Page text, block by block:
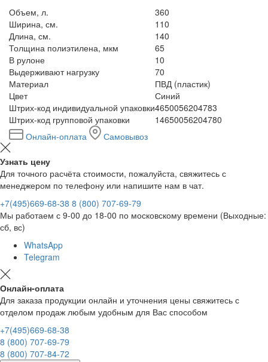
Объем, л.
360
Ширина, см.
110
Длина, см.
140
Толщина полиэтилена, мкм
65
В рулоне
10
Выдерживают нагрузку
70
Материал
ПВД (пластик)
Цвет
Синий
Штрих-код индивидуальной упаковки4650056204783
Штрих-код групповой упаковки
14650056204780
Онлайн-оплата
Самовывоз
Узнать цену
Для точного расчёта стоимости, пожалуйста, свяжитесь с
менеджером по телефону или напишите нам в чат.
+7(495)669-68-38 8 (800) 707-69-79
Мы работаем с 9-00 до 18-00 по московскому времени (Выходные:
сб, вс)
WhatsApp
Telegram
Онлайн-оплата
Для заказа продукции онлайн и уточнения цены свяжитесь с
отделом продаж любым удобным для Вас способом
+7(495)669-68-38
8 (800) 707-69-79
8 (800) 707-84-72